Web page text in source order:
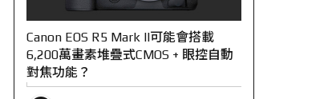
Canon EOS R5 Mark II可能會搭載
6,200萬畫素堆疊式CMOS + 眼控自動
對焦功能？